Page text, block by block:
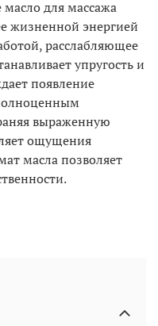
для массажа
энергией
расслабляющее
упругость и
появление
выраженную
ощущения
масла позволяет